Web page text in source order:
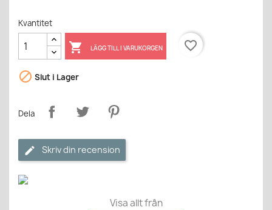
Kvantitet
 LÄGG TILL I VARUKORGEN favorite_border
 Slut i Lager
Dela
Skriv din recension
Visa allt från